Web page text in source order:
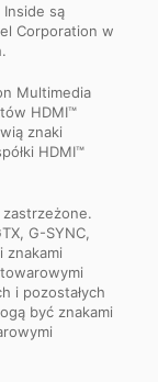
są
Corporation w
Multimedia
HDMI™
znaki
HDMI™
G-SYNC,
znakami
i pozostałych
być znakami